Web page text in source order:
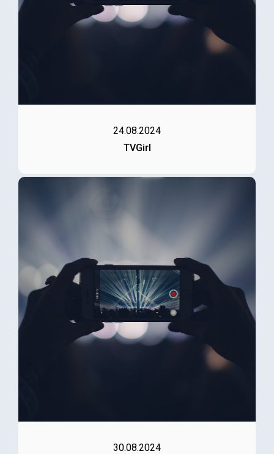
24.08.2024
TVGirl
30.08.2024